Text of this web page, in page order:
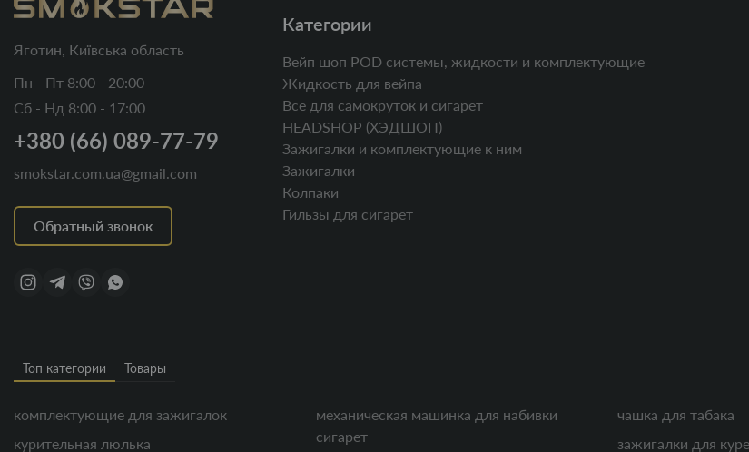
Яготин, Київська область
Пн - Пт 8:00 - 20:00
Сб - Нд 8:00 - 17:00
+380 (66) 089-77-79
smokstar.com.ua@gmail.com
Обратный звонок
Категории
Вейп шоп POD системы, жидкости и комплектующие
Жидкость для вейпа
Все для самокруток и сигарет
HEADSHOP (ХЭДШОП)
Зажигалки и комплектующие к ним
Зажигалки
Колпаки
Гильзы для сигарет
Топ категории Товары
комплектующие для зажигалок
курительная люлька
механическая машинка для набивки
сигарет
чашка для табака
зажигалки для